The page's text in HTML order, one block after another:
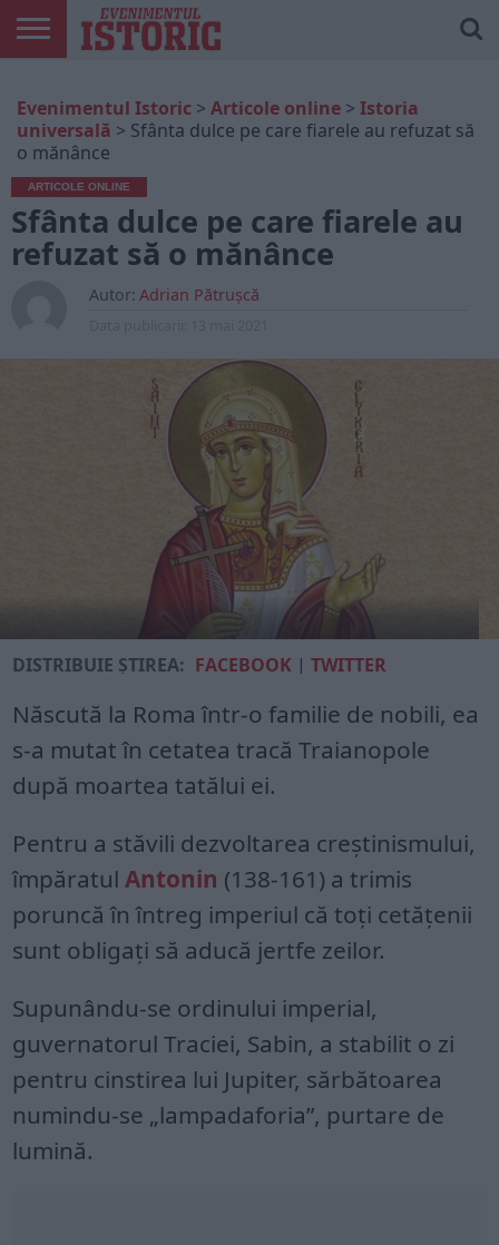
ONLINE
EDIȚII
TIPĂRITE
ISTORIC
PLAY
CONTUL
MEU
Evenimentul Istoric > Articole online > Istoria
universală > Sfânta dulce pe care fiarele au refuzat să
o mănânce
ARTICOLE ONLINE
Sfânta dulce pe care fiarele au
refuzat să o mănânce
Autor: Adrian Pătrușcă
DISTRIBUIE ȘTIREA: FACEBOOK |TWITTER
Născută la Roma într-o familie de nobili, ea
s-a mutat în cetatea tracă Traianopole
după moartea tatălui ei.
Pentru a stăvili dezvoltarea creștinismului,
împăratulAntonin (138-161) a trimis
poruncă în întreg imperiul că toți cetățenii
sunt obligați să aducă jertfe zeilor.
Supunându-se ordinului imperial,
guvernatorul Traciei, Sabin, a stabilit o zi
pentru cinstirea lui Jupiter, sărbătoarea
numindu-se „lampadaforia”, purtare de
lumină.